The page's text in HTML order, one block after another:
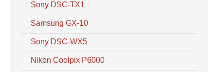
Sony DSC-TX1
Samsung GX-10
Sony DSC-WX5
Nikon Coolpix P6000